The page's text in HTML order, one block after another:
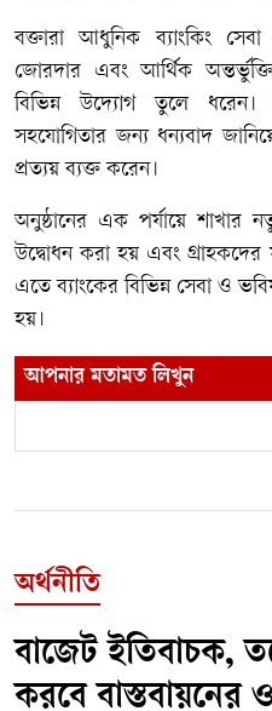
বক্তারা আধুনিক ব্যাংকিং সেবা
জোরদার এবং আর্থিক
বিভিন্ন উদ্যোগ তুলে ধরেন।
সহযোগিতার জন্য ধন্যবাদ
প্রত্যয় ব্যক্ত করেন।
অনুষ্ঠানের এক পর্যায়ে শাখার
উদ্বোধন করা হয় এবং গ্রাহকদের
এতে ব্যাংকের বিভিন্ন সেবা ও
হয়।
আপনার মতামত লিখুন
অর্থনীতি
বাজেট ইতিবাচক,
করবে